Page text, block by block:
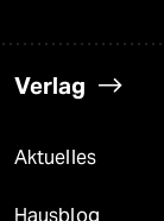
Verlag
Aktuelles
Hausblog